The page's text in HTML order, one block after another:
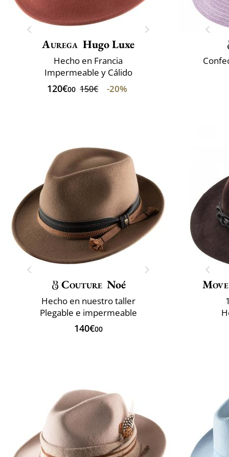
Aurega Hugo Luxe
Hecho en Francia
Impermeable y Cálido
120€00 150€ -20%
Couture Noé
Hecho en nuestro taller
Plegable e impermeable
140€00